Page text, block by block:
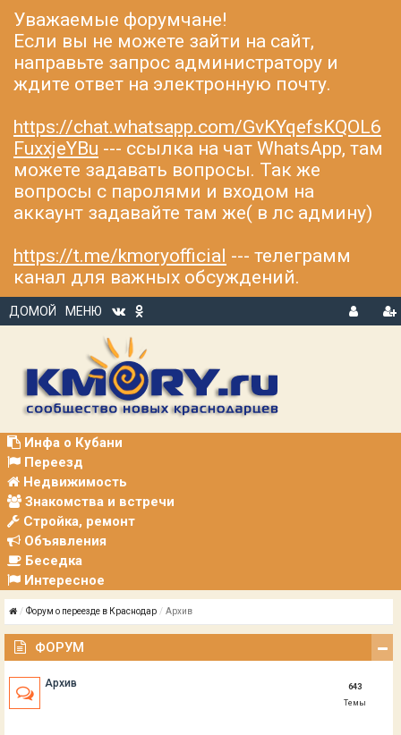
Уважаемые форумчане!
Если вы не можете зайти на сайт,
направьте запрос администратору и
ждите ответ на электронную почту.
https://chat.whatsapp.com/GvKYqefsKQOL6
FuxxjeYBu --- ссылка на чат WhatsApp, там
можете задавать вопросы. Так же
вопросы с паролями и входом на
аккаунт задавайте там же( в лс админу)
https://t.me/kmoryofficial --- телеграмм
канал для важных обсуждений.
ДОМОЙ
МЕНЮ
В
Р
Инфа о Кубани
Переезд
Недвижимость
Знакомства и встречи
Стройка, ремонт
Объявления
Беседка
Интересное
Форум о переезде в Краснодар Архив
ФОРУМ
Архив
643
Темы